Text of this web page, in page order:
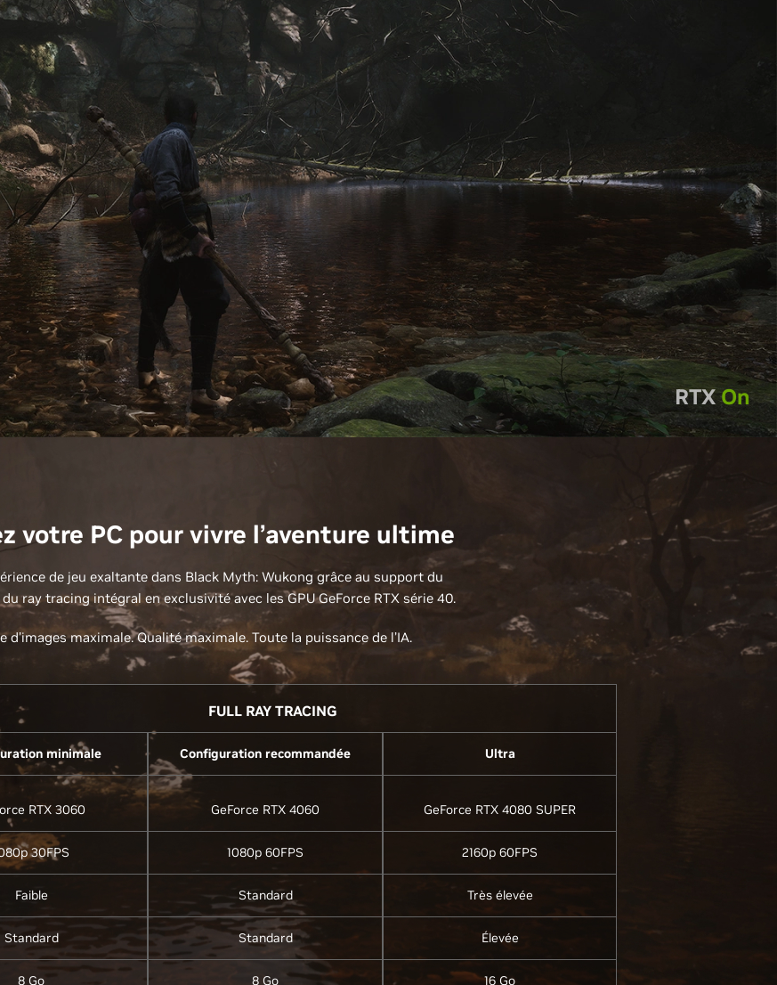
RTXOn
votre PC pour vivre l’aventure ultime
de jeu exaltante dans Black Myth: Wukong grâce au support du
du ray tracing intégral en exclusivité avec les GPU GeForce RTX série 40.
d’images maximale. Qualité maximale. Toute la puissance de l’IA.
FULL RAY TRACING
minimale Configuration recommandée Ultra
RTX 3060 GeForce RTX 4060 GeForce RTX 4080 SUPER
30FPS 1080p 60FPS 2160p 60FPS
Faible Standard Très élevée
Standard Standard Élevée
8 Go 8 Go 16 Go